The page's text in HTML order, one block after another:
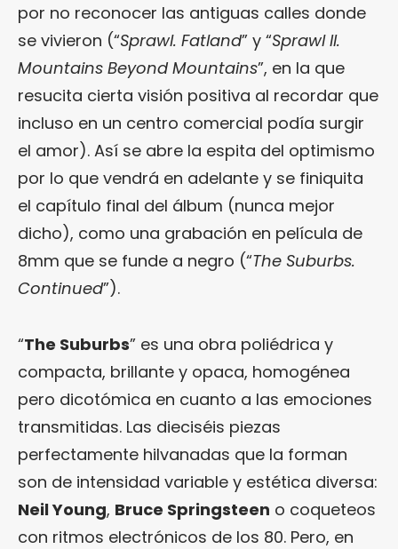
por no reconocer las antiguas calles donde
se vivieron (“Sprawl. Fatland” y “Sprawl II.
Mountains Beyond Mountains”, en la que
resucita cierta visión positiva al recordar que
incluso en un centro comercial podía surgir
el amor). Así se abre la espita del optimismo
por lo que vendrá en adelante y se finiquita
el capítulo final del álbum (nunca mejor
dicho), como una grabación en película de
8mm que se funde a negro (“The Suburbs.
Continued”).
“The Suburbs” es una obra poliédrica y
compacta, brillante y opaca, homogénea
pero dicotómica en cuanto a las emociones
transmitidas. Las dieciséis piezas
perfectamente hilvanadas que la forman
son de intensidad variable y estética diversa:
Neil Young, Bruce Springsteen o coqueteos
con ritmos electrónicos de los 80. Pero, en